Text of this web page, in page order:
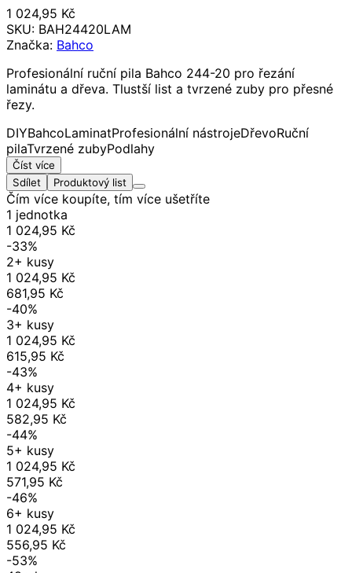
1 024,95 Kč
SKU: BAH24420LAM
Značka: Bahco
Profesionální ruční pila Bahco 244-20 pro řezání
laminátu a dřeva. Tlustší list a tvrzené zuby pro přesné
řezy.
DIYBahcoLaminatProfesionální nástrojeDřevoRuční
pilaTvrzené zubyPodlahy
Číst více
Sdílet
Produktový list
Čím více koupíte, tím více ušetříte
1 jednotka
1 024,95 Kč
-33%
2+ kusy
1 024,95 Kč
681,95 Kč
-40%
3+ kusy
1 024,95 Kč
615,95 Kč
-43%
4+ kusy
1 024,95 Kč
582,95 Kč
-44%
5+ kusy
1 024,95 Kč
571,95 Kč
-46%
6+ kusy
1 024,95 Kč
556,95 Kč
-53%